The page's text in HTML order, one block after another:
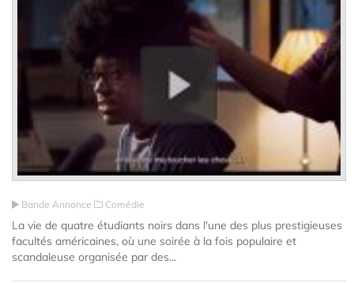
Bande Annonce Comédie
La vie de quatre étudiants noirs dans l'une des plus prestigieuses
facultés américaines, où une soirée à la fois populaire et
scandaleuse organisée par des...